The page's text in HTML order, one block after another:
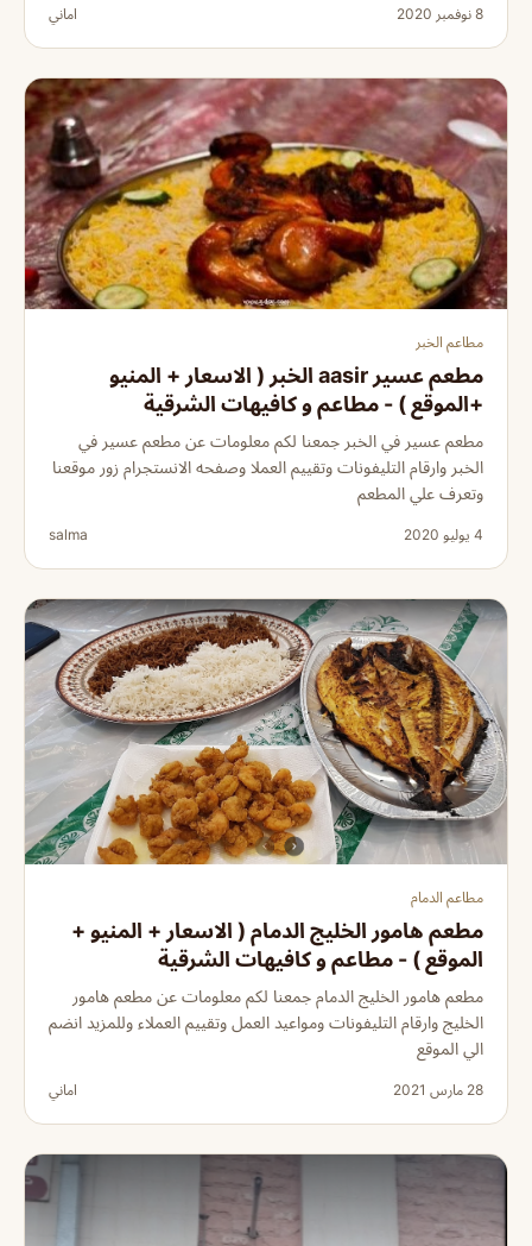
8 نوفمبر 2020 اماني
مطاعم الخبر
مطعم عسير aasir الخبر ( الاسعار + المنيو
+الموقع ) - مطاعم و كافيهات الشرقية
مطعم عسير في الخبر جمعنا لكم معلومات عن مطعم عسير في
الخبر وارقام التليفونات وتقييم العملا وصفحه الانستجرام زور موقعنا
وتعرف علي المطعم
4 يوليو 2020 salma
مطاعم الدمام
مطعم هامور الخليج الدمام ( الاسعار + المنيو +
الموقع ) - مطاعم و كافيهات الشرقية
مطعم هامور الخليج الدمام جمعنا لكم معلومات عن مطعم هامور
الخليج وارقام التليفونات ومواعيد العمل وتقييم العملاء وللمزيد انضم
الي الموقع
28 مارس 2021 اماني